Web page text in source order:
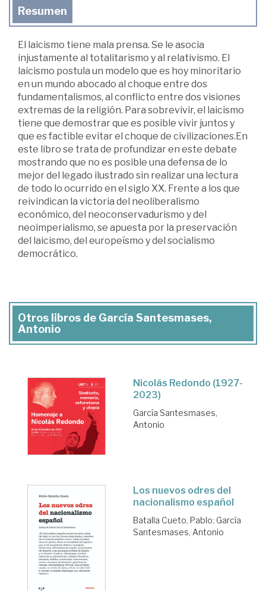
Resumen
El laicismo tiene mala prensa. Se le asocia
injustamente al totalitarismo y al relativismo. El
laicismo postula un modelo que es hoy minoritario
en un mundo abocado al choque entre dos
fundamentalismos, al conflicto entre dos visiones
extremas de la religión. Para sobrevivir, el laicismo
tiene que demostrar que es posible vivir juntos y
que es factible evitar el choque de civilizaciones.En
este libro se trata de profundizar en este debate
mostrando que no es posible una defensa de lo
mejor del legado ilustrado sin realizar una lectura
de todo lo ocurrido en el siglo XX. Frente a los que
reivindican la victoria del neoliberalismo
económico, del neoconservadurismo y del
neoimperialismo, se apuesta por la preservación
del laicismo, del europeísmo y del socialismo
democrático.
Otros libros de García Santesmases,
Antonio
Nicolás Redondo (1927-
2023)
García Santesmases,
Antonio
Los nuevos odres del
nacionalismo español
Batalla Cueto, Pablo; García
Santesmases, Antonio